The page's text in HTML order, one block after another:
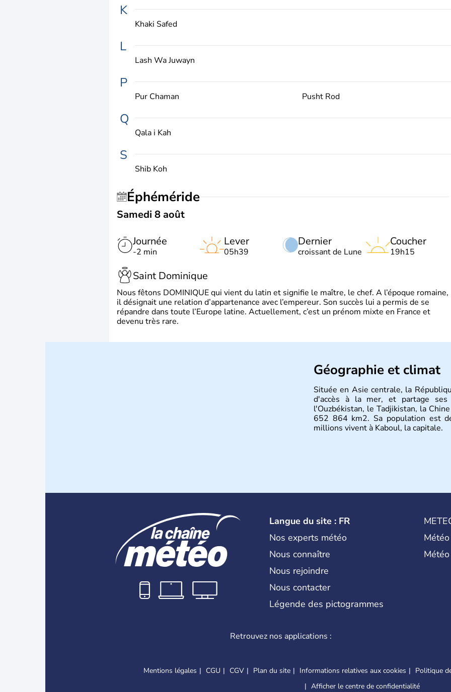
K
Khaki Safed
L
Lash Wa Juwayn
P
Pur Chaman Pusht Rod
Q
Qala i Kah
S
Shib Koh
Éphéméride
Samedi 8 août
Journée
-2 min
Dernier
croissant de Lune
Lever
05h39
Coucher
19h15
Saint Dominique
Nous fêtons DOMINIQUE qui vient du latin et signifie le maître, le chef. A l’époque romaine,
il désignait une relation d’appartenance avec l’empereur. Son succès lui a permis de se
répandre dans toute l’Europe latine. Actuellement, c’est un prénom mixte en France et
devenu très rare.
Géographie et climat
Située en Asie centrale, la
d'accès à la mer, et partage ses
l'Ouzbékistan, le Tadjikistan, la
652 864 km2. Sa population est
millions vivent à Kaboul, la capitale.
Langue du site : FR
Nos experts météo
Nous connaître
Nous rejoindre
Nous contacter
Légende des pictogrammes
Retrouvez nos applications :
Mentions légales CGU CGV Plan du site Informations relatives aux cookies Politique
Afficher le centre de confidentialité